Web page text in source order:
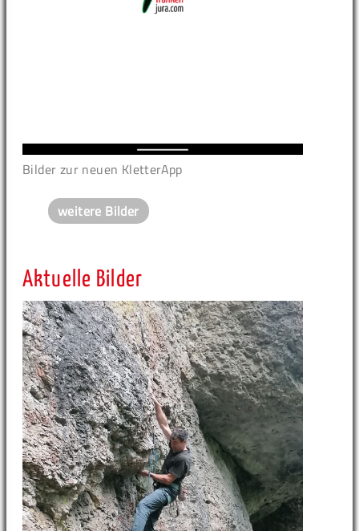
Bilder zur neuen KletterApp
weitere Bilder
Aktuelle Bilder